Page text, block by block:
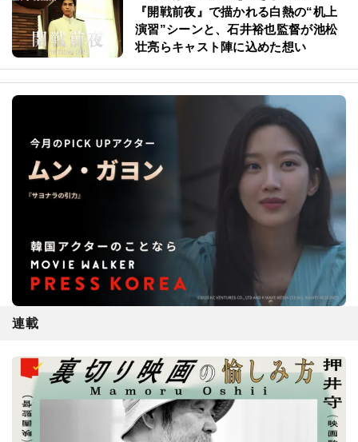
『開戦前夜』で描かれる白熱の“机上
演習”シーンと、石井裕也監督が池松
壮亮らキャスト陣に込めた想い
連載